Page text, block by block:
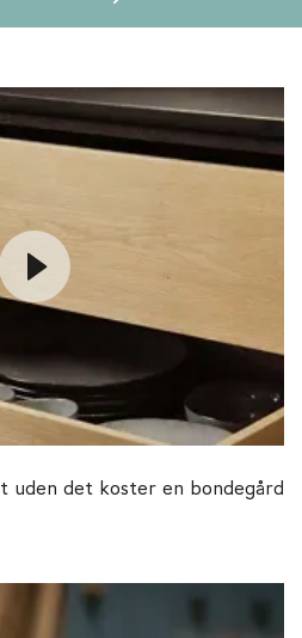
uden det koster en bondegård